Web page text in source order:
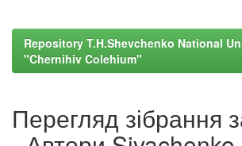
Repository T.H.Shevchenko National
"Chernihiv Colehium"
Перегляд зібрання